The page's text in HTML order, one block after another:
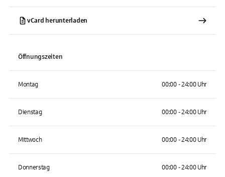
vCard herunterladen
Öffnungszeiten
Montag 00:00 - 24:00 Uhr
Dienstag 00:00 - 24:00 Uhr
Mittwoch 00:00 - 24:00 Uhr
Donnerstag 00:00 - 24:00 Uhr